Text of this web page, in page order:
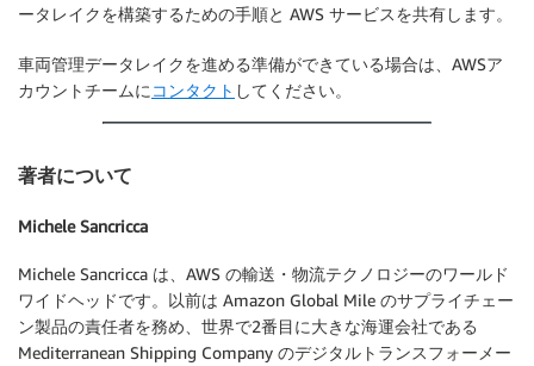
ータレイクを構築するための手順と AWS サービスを共有します。
車両管理データレイクを進める準備ができている場合は、AWSア
カウントチームに コンタクト してください。
著者について
Michele Sancricca
Michele Sancricca は、AWS の輸送・物流テクノロジーのワールド
ワイドヘッドです。以前は Amazon Global Mile のサプライチェー
ン製品の責任者を務め、世界で2番目に大きな海運会社である
Mediterranean Shipping Company のデジタルトランスフォーメー